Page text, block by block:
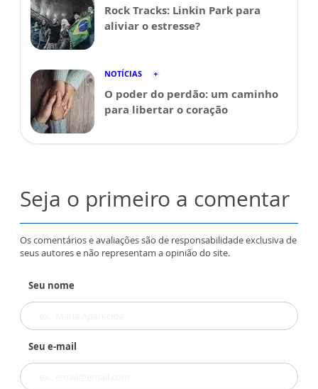
Rock Tracks: Linkin Park para
aliviar o estresse?
NOTÍCIAS
O poder do perdão: um caminho
para libertar o coração
Seja o primeiro a comentar
Os comentários e avaliações são de responsabilidade exclusiva de
seus autores e não representam a opinião do site.
Seu nome
Seu e-mail